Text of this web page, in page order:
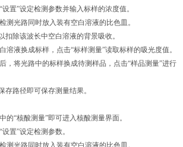
”设定检测参数并输入标样的浓度值。
光路同时放入装有空白溶液的比色皿。
除该波长中空白溶液的背景吸收。
液换成标样，点击“标样测量”读取标样的吸光度值。
将光路中的标样换成待测样品，点击“样品测量”进行
路径即可保存测量结果。
“核酸测量”即可进入核酸测量界面。
置”设定检测参数。
光路同时放入装有空白溶液的比色皿。